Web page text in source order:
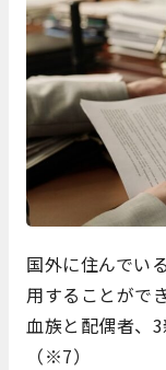
国外に住んでい
用することがで
血族と配偶者、
（※7）